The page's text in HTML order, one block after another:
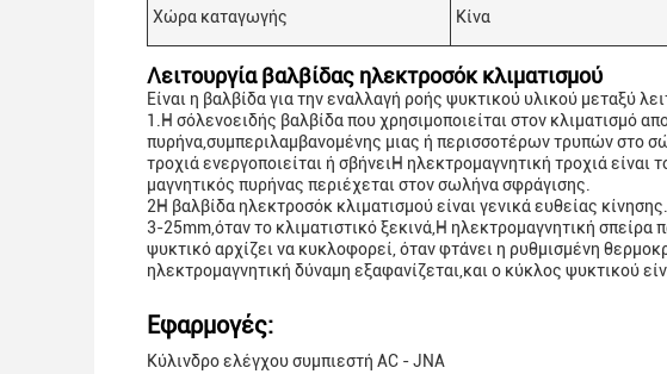
Χώρα καταγωγής Κίνα
Λειτουργία βαλβίδας ηλεκτροσόκ κλιματισμού
Είναι η βαλβίδα για την εναλλαγή ροής ψυκτικού υλικού μεταξύ
1.Η σόλενοειδής βαλβίδα που χρησιμοποιείται στον κλιματισμό
πυρήνα,συμπεριλαμβανομένης μιας ή περισσοτέρων τρυπών στο
τροχιά ενεργοποιείται ή σβήνειΗ ηλεκτρομαγνητική τροχιά
μαγνητικός πυρήνας περιέχεται στον σωλήνα σφράγισης.
2Η βαλβίδα ηλεκτροσόκ κλιματισμού είναι γενικά ευθείας
3-25mm,όταν το κλιματιστικό ξεκινά,Η ηλεκτρομαγνητική σπείρα
ψυκτικό αρχίζει να κυκλοφορεί, όταν φτάνει η ρυθμισμένη
ηλεκτρομαγνητική δύναμη εξαφανίζεται,και ο κύκλος ψυκτικού
Εφαρμογές:
Κύλινδρο ελέγχου συμπιεστή AC - JNA